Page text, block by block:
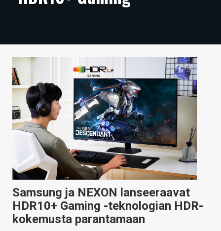
ARTIKKELIT
TECHBBS
TIETOA
HINTA.FI
KAUPPA
VAIHDA TEEMA
HAKU
Samsung ja NEXON lanseeraavat
HDR10+ Gaming -teknologian HDR-
kokemusta parantamaan